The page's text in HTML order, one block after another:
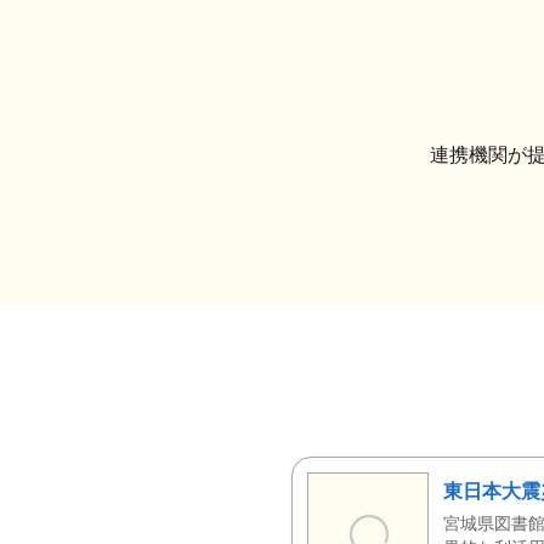
連携機関が
東日本大
宮城県図書